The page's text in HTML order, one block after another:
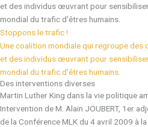
et des individus œuvrant pour
mondial du trafic d'êtres humains.
Stoppons le trafic !
Une coalition mondiale qui regroupe des
et des individus œuvrant pour
mondial du trafic d'êtres humains.
Des interventions diverses
Martin Luther King dans la vie politique
Intervention de M. Alain JOUBERT, 1er
de la Conférence MLK du 4 avril 2009 à